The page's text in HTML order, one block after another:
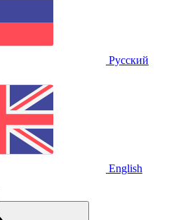
Русский
English